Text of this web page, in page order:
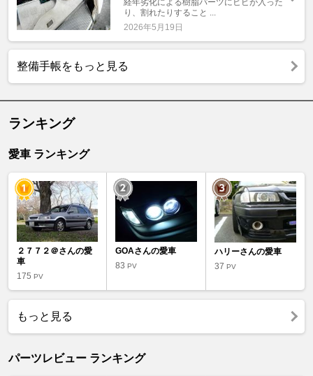
経年劣化による樹脂パーツにヒビが入った
り、割れたりすること ...
2026年5月19日
整備手帳をもっと見る
ランキング
愛車 ランキング
２７７２＠さんの愛
車
175 PV
GOAさんの愛車
83PV
ハリーさんの愛車
37 PV
もっと見る
パーツレビュー ランキング